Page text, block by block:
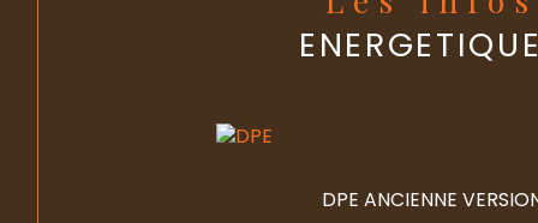
DPE ANCIENNE